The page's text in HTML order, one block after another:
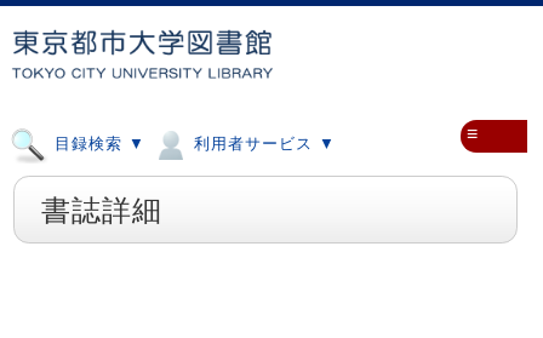
目録検索 ▼ 利用者サービス ▼ ≡
書誌詳細